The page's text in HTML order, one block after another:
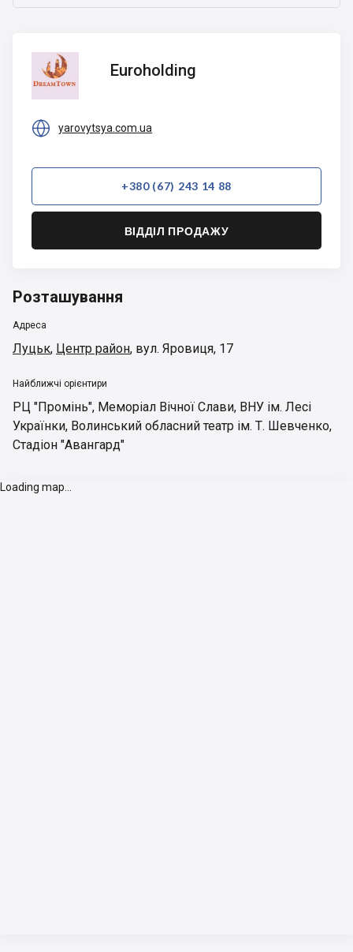
Euroholding
Euroholding
 yarovytsya.com.ua
+380 (67) 243 14 88
ВІДДІЛ ПРОДАЖУ
Розташування
Адреса
Луцьк, Центр район, вул. Яровиця, 17
Найближчі орієнтири
РЦ "Промінь", Меморіал Вічної Слави, ВНУ ім. Лесі
Українки, Волинський обласний театр ім. Т. Шевченко,
Стадіон "Авангард"
Loading map...